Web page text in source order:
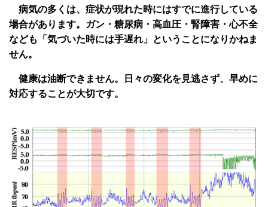
病気の多くは、症状が現れた時にはすでに進行している
場合があります。ガン・糖尿病・高血圧・腎障害・心不全
なども「気づいた時には手遅れ」ということになりかねま
せん。
健康は油断できません。日々の変化を見逃さず、早めに
対応することが大切です。